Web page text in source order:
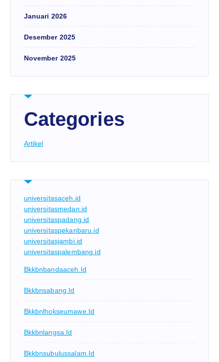
Januari 2026
Desember 2025
November 2025
Categories
Artikel
universitasaceh.id
universitasmedan.id
universitaspadang.id
universitaspekanbaru.id
universitasjambi.id
universitaspalembang.id
Bkkbnbandaaceh.id
Bkkbnsabang.id
Bkkbnlhokseumawe.id
Bkkbnlangsa.id
Bkkbnsubulussalam.id